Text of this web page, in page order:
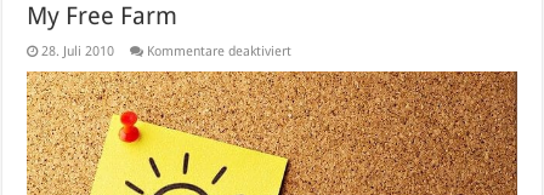
My Free Farm
28. Juli 2010 Kommentare deaktiviertfür
Free
Farm